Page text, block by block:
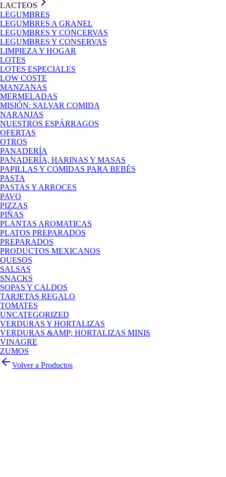
LACTEOS
LEGUMBRES
LEGUMBRES A GRANEL
LEGUMBRES Y CONCERVAS
LEGUMBRES Y CONSERVAS
LIMPIEZA Y HOGAR
LOTES
LOTES ESPECIALES
LOW COSTE
MANZANAS
MERMELADAS
MISIÓN: SALVAR COMIDA
NARANJAS
NUESTROS ESPÁRRAGOS
OFERTAS
OTROS
PANADERÍA
PANADERÍA, HARINAS Y MASAS
PAPILLAS Y COMIDAS PARA BEBÉS
PASTA
PASTAS Y ARROCES
PAVO
PIZZAS
PIÑAS
PLANTAS AROMATICAS
PLATOS PREPARADOS
PREPARADOS
PRODUCTOS MEXICANOS
QUESOS
SALSAS
SNACKS
SOPAS Y CALDOS
TARJETAS REGALO
TOMATES
UNCATEGORIZED
VERDURAS Y HORTALIZAS
VERDURAS &AMP; HORTALIZAS MINIS
VINAGRE
ZUMOS
Volver a Productos